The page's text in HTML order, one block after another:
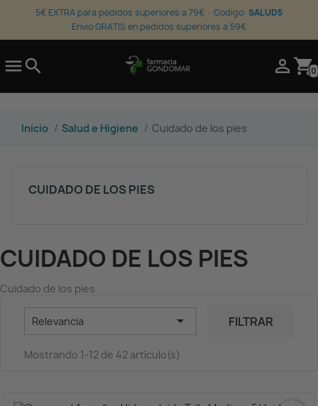
5€ EXTRA para pedidos superiores a 79€ · Codigo: SALUD5
Envio GRATIS en pedidos superiores a 59€
search  shopping_cart
Inicio Salud e Higiene Cuidado de los pies
CUIDADO DE LOS PIES
CUIDADO DE LOS PIES
Cuidado de los pies
Relevancia  FILTRAR
Mostrando 1-12 de 42 artículo(s)